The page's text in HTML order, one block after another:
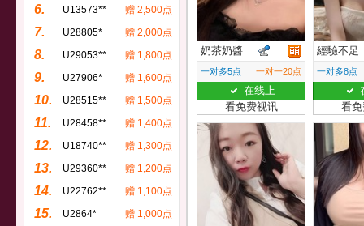
6. U13573** 赠 2,500点
7. U28805* 赠 2,000点
8. U29053** 赠 1,800点
9. U27906* 赠 1,600点
10. U28515** 赠 1,500点
11. U28458** 赠 1,400点
12. U18740** 赠 1,300点
13. U29360** 赠 1,200点
14. U22762** 赠 1,100点
15. U2864* 赠 1,000点
奶茶奶醬
一对多5点 一对一20点
在线上
看免费视讯
經驗不足
一对多8点
看